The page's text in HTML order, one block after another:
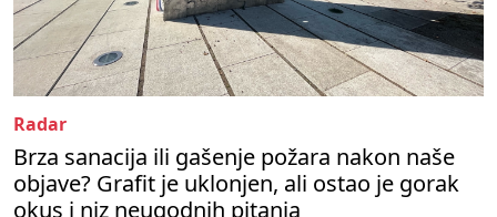
Radar
Brza sanacija ili gašenje požara nakon naše
objave? Grafit je uklonjen, ali ostao je gorak
okus i niz neugodnih pitanja